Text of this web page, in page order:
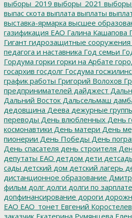
выборы_2019 выборы_2021
выпас скота выплата выплаты
выставка-ярмарка высшее
газификация ЕАО Галина Кашапова
Гигант гидрозащитные сооружения
педагога и наставника Год семьи
Гордума горки горки на Арбате
госархив госдолг Госдума
график работы Григорий Волохов
предпринимателей дайджест
Дальний Восток Дальсельмаш
дедовщина Деева дежурные
переводы День влюбленных День
космонавтики День матери День
пионерии День Победы День
День спасателя день строителя
депутаты ЕАО детдом дети
сады детский дом детский лагерь
дистанционное образование
фильм долг долги долги по зарплате
допфинансирование дороги
ЕАО ЕАО_тонет Евгений Коростелев
заказчик Екатерина Румянцева